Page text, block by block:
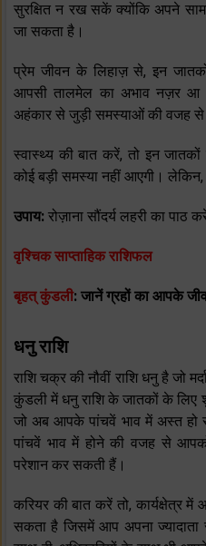
सुरक्षित न रख सकें क्योंकि अपने
जा सकता है।
प्रेम जीवन के लिहाज़ से, इन
आपसी तालमेल का अभाव नज़र आ
अहंकार से जुड़ी समस्याओं की वजह से
स्वास्थ्य की बात करें, तो इन
कोई बड़ी समस्या नहीं आएगी।
उपाय: रोज़ाना सौंदर्य लहरी का पाठ
वृश्चिक साप्ताहिक राशिफल
बृहत् कुंडली: जानें ग्रहों का आपके
धनु राशि
राशि चक्र की नौवीं राशि धनु है जो
कुंडली में धनु राशि के जातकों के लिए
जो अब आपके पांचवें भाव में अस्त
पांचवें भाव में होने की वजह से
परेशान कर सकती हैं।
करियर की बात करें तो, कार्यक्षेत्र
सकता है जिसमें आप अपना